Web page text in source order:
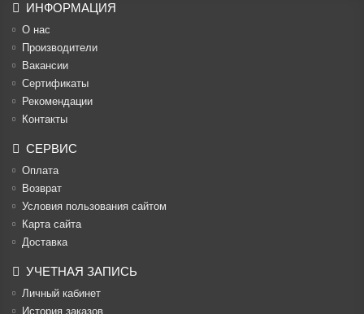
ИНФОРМАЦИЯ
О нас
Производители
Вакансии
Cертификаты
Рекомендации
Контакты
СЕРВИС
Оплата
Возврат
Условия пользования сайтом
Карта сайта
Доставка
УЧЕТНАЯ ЗАПИСЬ
Личный кабинет
История заказов